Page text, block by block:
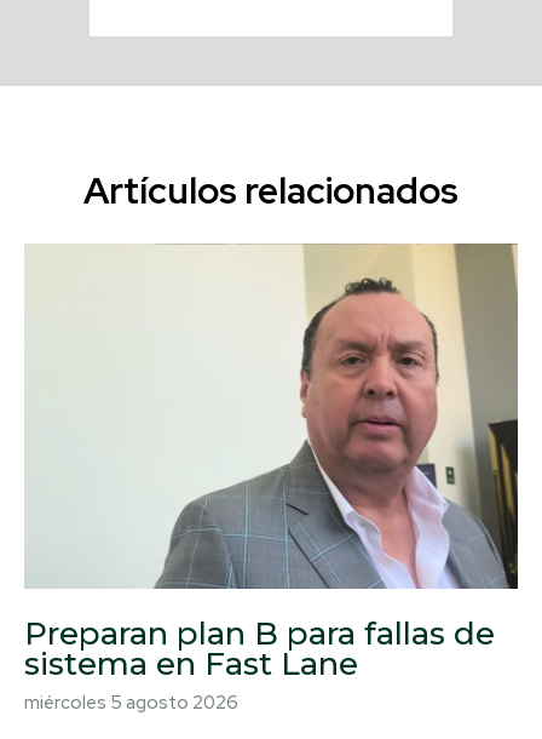
Artículos relacionados
Preparan plan B para fallas de
sistema en Fast Lane
miércoles 5 agosto 2026